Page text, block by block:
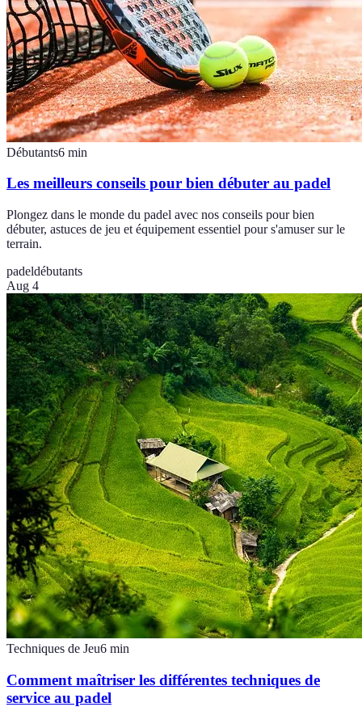
Débutants6 min
Les meilleurs conseils pour bien débuter au padel
Plongez dans le monde du padel avec nos conseils pour bien
débuter, astuces de jeu et équipement essentiel pour s'amuser sur le
terrain.
padeldébutants
Aug 4
Techniques de Jeu6 min
Comment maîtriser les différentes techniques de
service au padel